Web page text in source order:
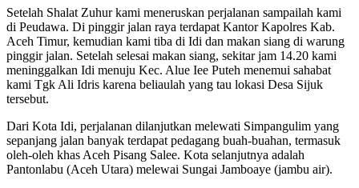
Setelah Shalat Zuhur kami meneruskan perjalanan sampailah kami
di Peudawa. Di pinggir jalan raya terdapat Kantor Kapolres Kab.
Aceh Timur, kemudian kami tiba di Idi dan makan siang di warung
pinggir jalan. Setelah selesai makan siang, sekitar jam 14.20 kami
meninggalkan Idi menuju Kec. Alue Iee Puteh menemui sahabat
kami Tgk Ali Idris karena beliaulah yang tau lokasi Desa Sijuk
tersebut.
Dari Kota Idi, perjalanan dilanjutkan melewati Simpangulim yang
sepanjang jalan banyak terdapat pedagang buah-buahan, termasuk
oleh-oleh khas Aceh Pisang Salee. Kota selanjutnya adalah
Pantonlabu (Aceh Utara) melewai Sungai Jamboaye (jambu air).